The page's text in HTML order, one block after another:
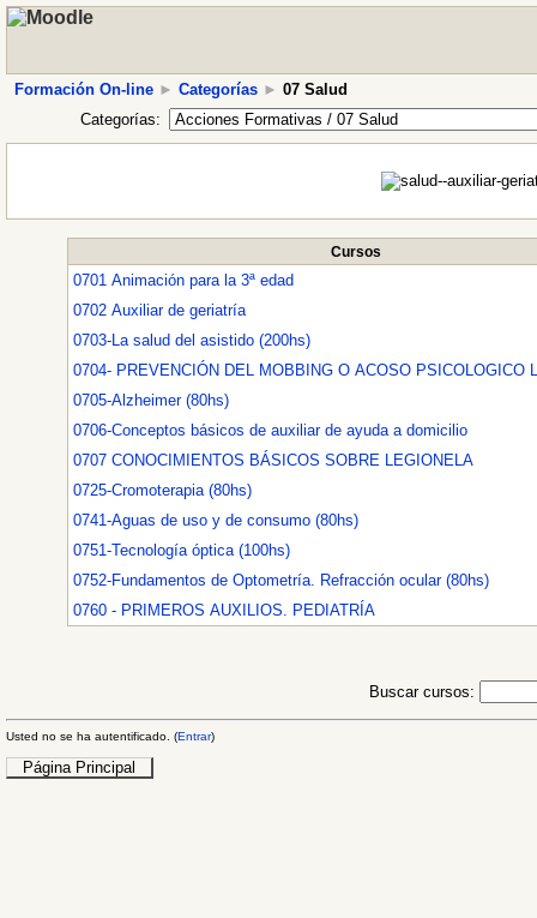
Formación On-line ► Categorías ► 07 Salud
Categorías:
Cursos
0701 Animación para la 3ª edad
0702 Auxiliar de geriatría
0703-La salud del asistido (200hs)
0705-Alzheimer (80hs)
0706-Conceptos básicos de auxiliar de ayuda a domicilio
0707 CONOCIMIENTOS BÁSICOS SOBRE LEGIONELA
0725-Cromoterapia (80hs)
0741-Aguas de uso y de consumo (80hs)
0751-Tecnología óptica (100hs)
0752-Fundamentos de Optometría. Refracción ocular (80hs)
0760 - PRIMEROS AUXILIOS. PEDIATRÍA
Buscar cursos:
Usted no se ha autentificado. (Entrar)
Página Principal